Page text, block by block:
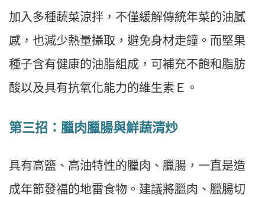
加入多種蔬菜涼拌，不僅緩解傳統年菜的油膩
感，也減少熱量攝取，避免身材走鐘。而堅果
種子含有健康的油脂組成，可補充不飽和脂肪
酸以及具有抗氧化能力的維生素Ｅ。
第三招：臘肉臘腸與鮮蔬清炒
具有高鹽、高油特性的臘肉、臘腸，一直是造
成年節發福的地雷食物。建議將臘肉、臘腸切